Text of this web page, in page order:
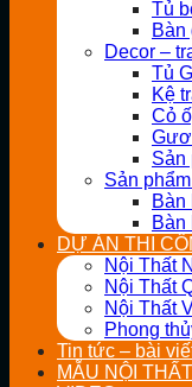
Tủ
Bàn
Decor –
Tủ
Kệ
Cỏ
Sản
Sản
Bàn
Bàn
DỰ ÁN THI
Nội Thất
Nội Thất
Nội Thất
Phong
Tin tức – bài
MẪU NỘI